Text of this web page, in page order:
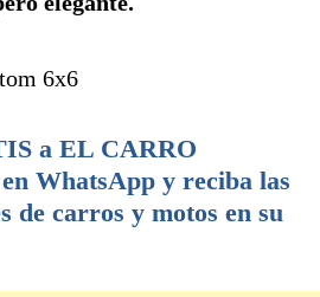
a EL CARRO
WhatsApp y reciba las
de carros y motos en su